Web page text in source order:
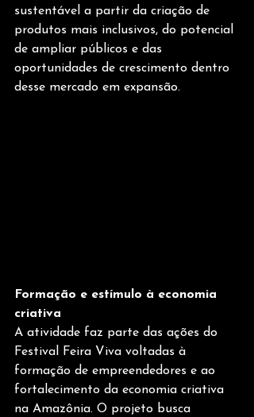
sustentável a partir da criação de
produtos mais inclusivos, do potencial
de ampliar públicos e das
oportunidades de crescimento dentro
desse mercado em expansão.
Formação e estímulo à economia
criativa
A atividade faz parte das ações do
Festival Feira Viva voltadas à
formação de empreendedores e ao
fortalecimento da economia criativa
na Amazônia. O projeto busca